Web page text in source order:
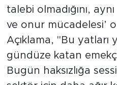
talebi olmadığını,
ve onur mücadelesi’
Açıklama, "Bu yatları
gündüze katan
Bugün haksızlığa